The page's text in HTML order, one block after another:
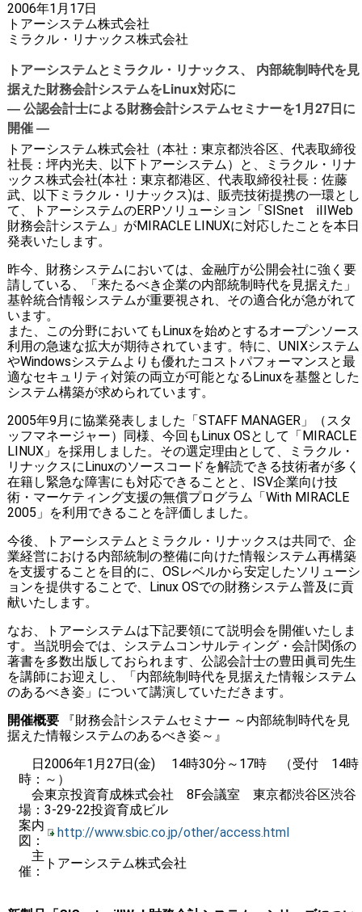
2006年1月17日
トアーシステム株式会社
ミラクル・リナックス株式会社
トアーシステムとミラクル・リナックス、 内部統制時代を見
据えた財務会計システムをLinux対応に
― 公認会計士による財務会計システムセミナーを1月27日に
開催 ―
トアーシステム株式会社（本社：東京都渋谷区、代表取締役
社長：坪内光夫、以下トアーシステム）と、ミラクル・リナ
ックス株式会社(本社：東京都港区、代表取締役社長：佐藤
武、以下ミラクル・リナックス)は、販売技術提携の一環とし
て、トアーシステムのERPソリューション「SISnet iIIWeb
財務会計システム」がMIRACLE LINUXに対応したことを本日
発表いたします。
昨今、財務システムにおいては、金融庁が公開会社に強く要
請している、「来たるべき企業の内部統制時代を見据えた」
基幹統合情報システムが重要視され、その適合化が急がれて
います。
また、この分野においてもLinuxを始めとするオープンソース
利用の急速な拡大が期待されています。特に、UNIXシステム
やWindowsシステムよりも優れたコストパフォーマンスと最
適なセキュリティ対策の両立が可能となるLinuxを基盤とした
システム構築が求められています。
2005年9月に協業発表しました「STAFF MANAGER」（スタ
ッフマネージャー）同様、今回もLinux OSとして「MIRACLE
LINUX」を採用しました。その選定理由として、ミラクル・
リナックスにLinuxのソースコードを解読できる技術者が多く
在籍し緊急な障害にも対応できることと、ISV企業向け技
術・マーケティング支援の無償プログラム「With MIRACLE
2005」を利用できることを評価しました。
今後、トアーシステムとミラクル・リナックスは共同で、企
業経営における内部統制の整備に向けた情報システム再構築
を支援することを目的に、OSレベルから安定したソリューシ
ョンを提供することで、Linux OSでの財務システム普及に貢
献いたします。
なお、トアーシステムは下記要領にて説明会を開催いたしま
す。当説明会では、システムコンサルティング・会計関係の
著書を多数出版しておられます、公認会計士の豊田眞司先生
を講師にお迎えし、「内部統制時代を見据えた情報システム
のあるべき姿」について講演していただきます。
開催概要『財務会計システムセミナー ～内部統制時代を見
据えた情報システムのあるべき姿～』
日
時：
2006年1月27日(金) 14時30分～17時 （受付 14時
～）
会
場：
東京投資育成株式会社 8F会議室 東京都渋谷区渋谷
3-29-22投資育成ビル
案内
図：
http://www.sbic.co.jp/other/access.html
主
催：
トアーシステム株式会社